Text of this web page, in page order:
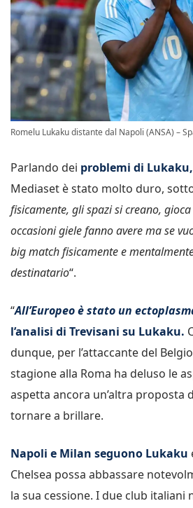
Romelu Lukaku distante dal Napoli (ANSA) –
Parlando dei problemi di Lukaku,
Mediaset è stato molto duro,
fisicamente, gli spazi si creano,
occasioni giele fanno avere ma se
big match fisicamente e
destinatario“.
“All’Europeo è stato un
l’analisi di Trevisani su Lukaku.
dunque, per l’attaccante del
stagione alla Roma ha deluso le
aspetta ancora un’altra proposta
tornare a brillare.
Napoli e Milan seguono Lukaku
Chelsea possa abbassare
la sua cessione. I due club italiani